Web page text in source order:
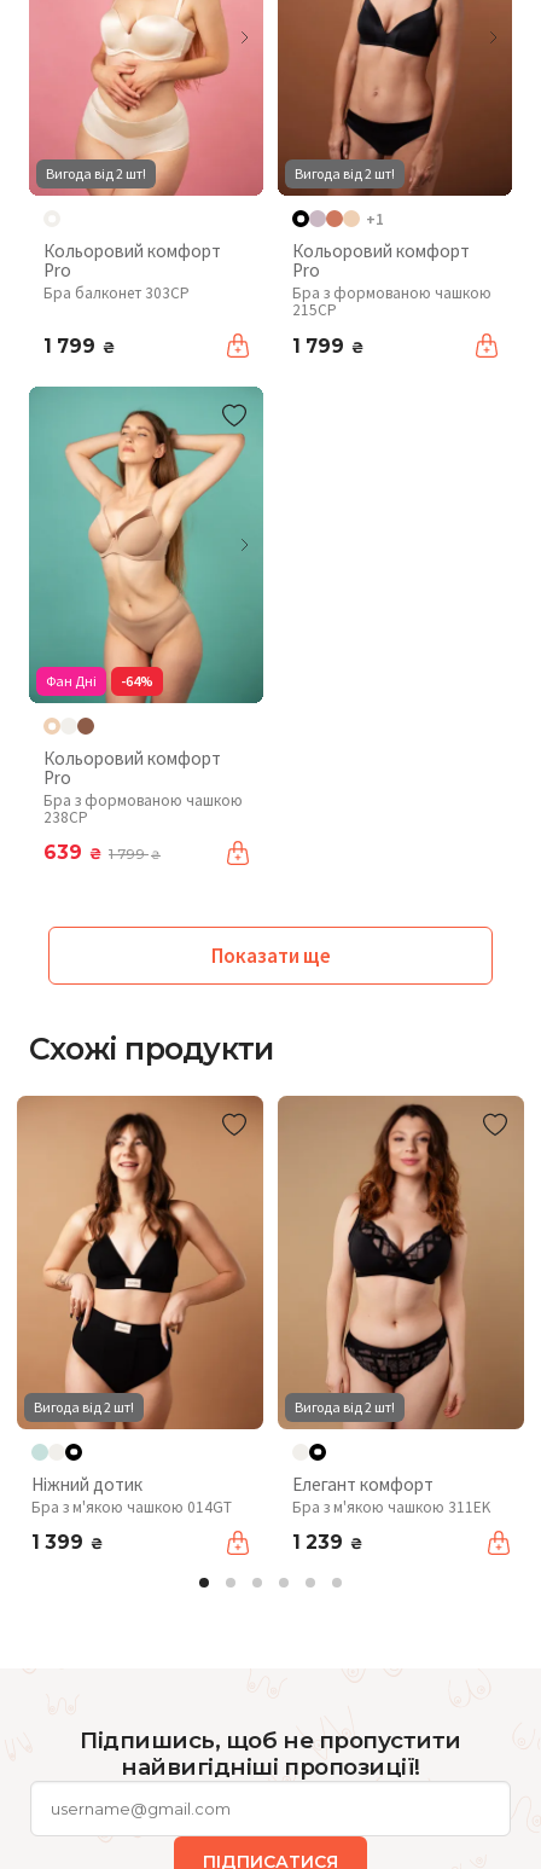
Вигода від 2 шт!
Кольоровий комфорт
Pro
Бра балконет 303CP
1 799 ₴
Вигода від 2 шт!
+1
Кольоровий комфорт
Pro
Бра з формованою чашкою
215CP
1 799 ₴
Фан Дні -64%
Кольоровий комфорт
Pro
Бра з формованою чашкою
238CP
639 ₴ 1 799₴
Показати ще
Схожі продукти
Вигода від 2 шт!
Ніжний дотик
Бра з м'якою чашкою 014GT
1 399 ₴
Вигода від 2 шт!
Елегант комфорт
Бра з м'якою чашкою 311EK
1 239 ₴
Підпишись, щоб не пропустити
найвигідніші пропозиції!
ПІДПИСАТИСЯ